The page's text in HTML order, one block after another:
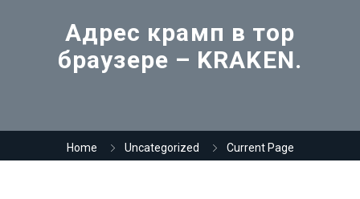
Адрес крамп в тор
браузере – KRAKEN.
Home Uncategorized Current Page